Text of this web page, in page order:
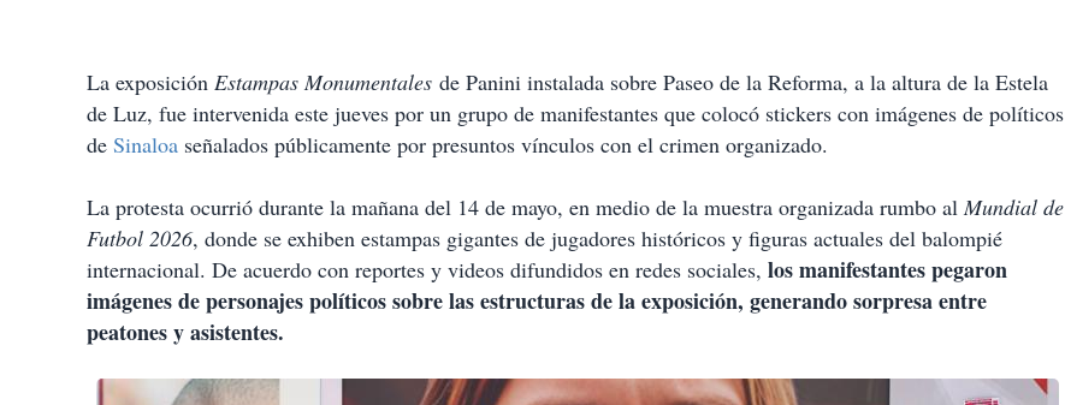
La exposición Estampas Monumentales de Panini instalada sobre Paseo de la Reforma, a la altura de la Estela
de Luz, fue intervenida este jueves por un grupo de manifestantes que colocó stickers con imágenes de políticos
de Sinaloa señalados públicamente por presuntos vínculos con el crimen organizado.
La protesta ocurrió durante la mañana del 14 de mayo, en medio de la muestra organizada rumbo alMundial de
Futbol 2026, donde se exhiben estampas gigantes de jugadores históricos y figuras actuales del balompié
internacional. De acuerdo con reportes y videos difundidos en redes sociales, los manifestantes pegaron
imágenes de personajes políticos sobre las estructuras de la exposición, generando sorpresa entre
peatones y asistentes.